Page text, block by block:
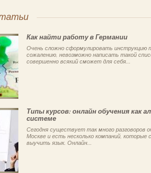
Как найти работу в Германии
Очень сложно сформулировать инструкцию
сожалению, невозможно написать такой
совершенно всякий сможет для себя...
Типы курсов: онлайн обучения как
системе
Сегодня существует так много разговоров
Москве и есть несколько компаний,
выучить язык. Онлайн...